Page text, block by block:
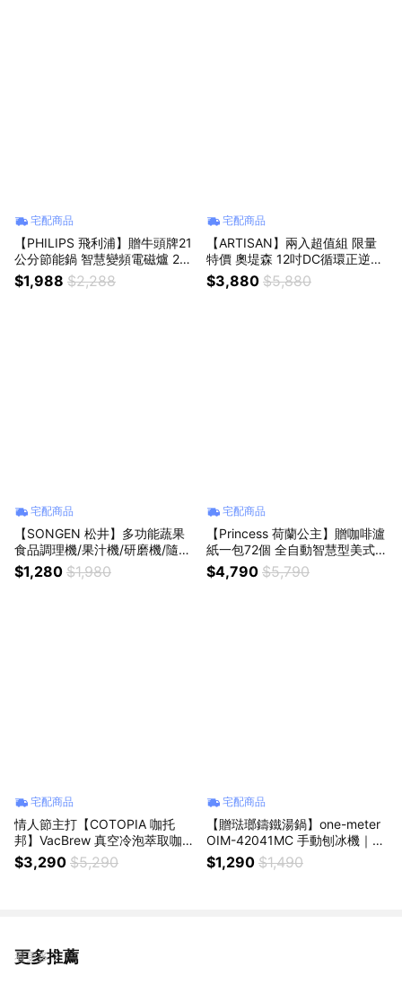
宅配商品
【PHILIPS 飛利浦】贈牛頭牌21
公分節能鍋 智慧變頻電磁爐 202
6/04最新上市 HD5850
$1,988 $2,288
宅配商品
【ARTISAN】兩入超值組 限量
特價 奧堤森 12吋DC循環正逆涼
風扇+循環扇 電風扇 特有逆風模
式 LF1201
$3,880 $5,880
宅配商品
【SONGEN 松井】多功能蔬果
食品調理機/果汁機/研磨機/隨行
杯果汁機 GS-351P
$1,280 $1,980
宅配商品
【Princess 荷蘭公主】贈咖啡瀘
紙一包72個 全自動智慧型美式咖
啡機 249406
$4,790 $5,790
宅配商品
情人節主打【COTOPIA 咖托
邦】VacBrew 真空冷泡萃取咖啡
機 CT20001
$3,290 $5,290
宅配商品
【贈琺瑯鑄鐵湯鍋】one-meter
OIM-42041MC 手動刨冰機｜剉
冰機 ｜雪花剉冰機 可調整刨冰
粗細
$1,290 $1,490
更多推薦
看更多